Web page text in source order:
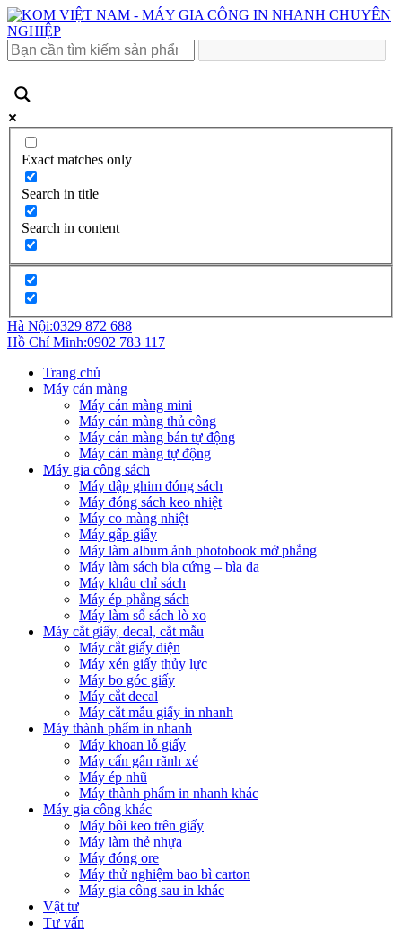
Exact matches only
Search in title
Search in content
Hà Nội:0329 872 688
Hồ Chí Minh:0902 783 117
Trang chủ
Máy cán màng
Máy cán màng mini
Máy cán màng thủ công
Máy cán màng bán tự động
Máy cán màng tự động
Máy gia công sách
Máy dập ghim đóng sách
Máy đóng sách keo nhiệt
Máy co màng nhiệt
Máy gấp giấy
Máy làm album ảnh photobook mở phẳng
Máy làm sách bìa cứng – bìa da
Máy khâu chỉ sách
Máy ép phẳng sách
Máy làm sổ sách lò xo
Máy cắt giấy, decal, cắt mẫu
Máy cắt giấy điện
Máy xén giấy thủy lực
Máy bo góc giấy
Máy cắt decal
Máy cắt mẫu giấy in nhanh
Máy thành phẩm in nhanh
Máy khoan lỗ giấy
Máy cấn gân rãnh xé
Máy ép nhũ
Máy thành phẩm in nhanh khác
Máy gia công khác
Máy bôi keo trên giấy
Máy làm thẻ nhựa
Máy đóng ore
Máy thử nghiệm bao bì carton
Máy gia công sau in khác
Vật tư
Tư vấn